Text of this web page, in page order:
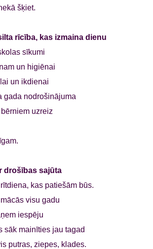
šķiet.
rīcība, kas izmaina dienu
sīkumi
un higiēnai
un ikdienai
gada nodrošinājuma
uzreiz
drošības sajūta
kas patiešām būs.
visu gadu
iespēju
sāk mainīties jau tagad
putras, ziepes, klades.